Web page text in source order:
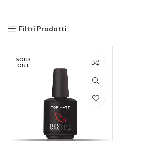
Filtri Prodotti
SOLD
OUT